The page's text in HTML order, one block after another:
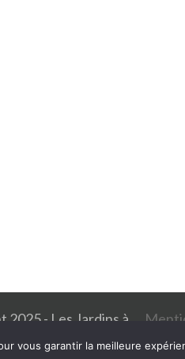
2025 - Les Jardins à
l'Ancienne SAS
vous garantir la meilleure